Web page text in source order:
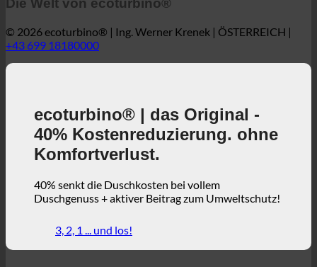
Die Welt von ecoturbino®
© 2026 ecoturbino® | Ing. Werner Krenek | ÖSTERREICH |
ecoturbino® | das Original -
40% Kostenreduzierung. ohne
Komfortverlust.
Duschgenuss + aktiver Beitrag zum Umweltschutz!